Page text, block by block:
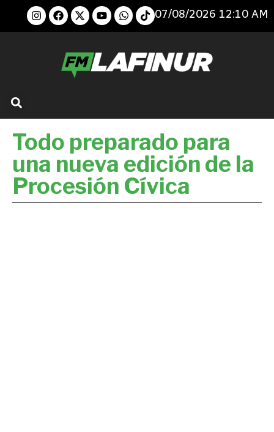
07/08/2026 12:10 AM
Todo preparado para
una nueva edición de la
Procesión Cívica